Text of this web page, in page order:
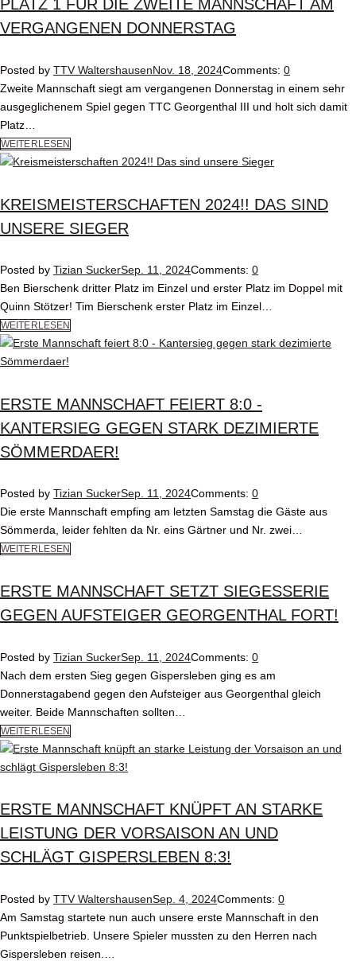
PLATZ 1 FÜR DIE ZWEITE MANNSCHAFT AM
VERGANGENEN DONNERSTAG
Posted by TTV WaltershausenNov. 18, 2024Comments: 0
Zweite Mannschaft siegt am vergangenen Donnerstag in einem sehr
ausgeglichenem Spiel gegen TTC Georgenthal III und holt sich damit
Platz…
WEITERLESEN
KREISMEISTERSCHAFTEN 2024!! DAS SIND
UNSERE SIEGER
Posted by Tizian SuckerSep. 11, 2024Comments: 0
Ben Bierschenk dritter Platz im Einzel und erster Platz im Doppel mit
Quinn Stötzer! Tim Bierschenk erster Platz im Einzel…
WEITERLESEN
ERSTE MANNSCHAFT FEIERT 8:0 -
KANTERSIEG GEGEN STARK DEZIMIERTE
SÖMMERDAER!
Posted by Tizian SuckerSep. 11, 2024Comments: 0
Die erste Mannschaft empfing am letzten Samstag die Gäste aus
Sömmerda, leider fehlten da Nr. eins Gärtner und Nr. zwei…
WEITERLESEN
ERSTE MANNSCHAFT SETZT SIEGESSERIE
GEGEN AUFSTEIGER GEORGENTHAL FORT!
Posted by Tizian SuckerSep. 11, 2024Comments: 0
Nach dem ersten Sieg gegen Gispersleben ging es am
Donnerstagabend gegen den Aufsteiger aus Georgenthal gleich
weiter. Beide Mannschaften sollten…
WEITERLESEN
ERSTE MANNSCHAFT KNÜPFT AN STARKE
LEISTUNG DER VORSAISON AN UND
SCHLÄGT GISPERSLEBEN 8:3!
Posted by TTV WaltershausenSep. 4, 2024Comments: 0
Am Samstag startete nun auch unsere erste Mannschaft in den
Punktspielbetrieb. Unsere Spieler mussten zu den Herren nach
Gispersleben reisen.…